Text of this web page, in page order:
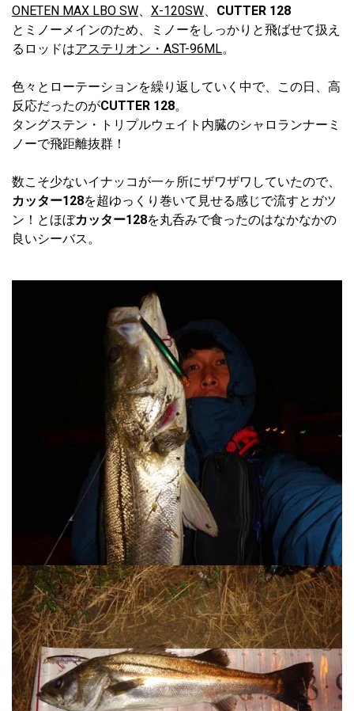
ONETEN MAX LBO SW、 X-120SW、 CUTTER 128
とミノーメインのため、ミノーをしっかりと飛ばせて扱え
るロッドはアステリオン・AST-96ML。
色々とローテーションを繰り返していく中で、この日、高
反応だったのがCUTTER 128。
タングステン・トリプルウェイト内臓のシャロランナーミ
ノーで飛距離抜群！
数こそ少ないイナッコが一ヶ所にザワザワしていたので、
カッター128を超ゆっくり巻いて見せる感じで流すとガツ
ン！とほぼカッター128を丸呑みで食ったのはなかなかの
良いシーバス。